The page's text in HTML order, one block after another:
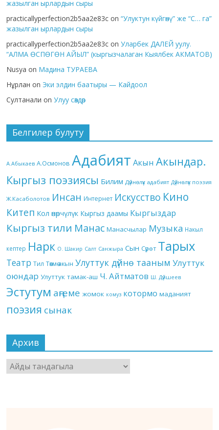
жазылган ырлардын сыры
practicallyperfection2b5aa2e83c on“Улуктун күйгөнү” же “С… га”
жазылган ырлардын сыры
practicallyperfection2b5aa2e83c onУларбек ДАЛЕЙ уулу.
“АЛМА ӨСПӨГӨН АЙЫЛ” (кыргызчалаган Кыялбек АКМАТОВ)
Nusya on Мадина ТУРАЕВА
Нұрлан on Эки элдин баатыры — Кайдоол
Султанали onУлуу сөздөр
Белгилер булуту
А.Абыкаев А.Осмонов Адабият Акын Акындар.
Кыргыз поэзиясы Билим Дүйнөлүк адабият Дүйнөлүк поэзия
Ж.Касаболотов Инсан Интернет Искусство Кино
Китеп Кол өнөрчүлүк Кыргыз даамы Кыргыздар
Кыргыз тили Манас Манасчылар Музыка Накыл
кептер Нарк О. Шакир Салт Санжыра Сын Сүрөт Тарых
Театр Тил Төкмө акын Улуттук дүйнө тааным Улуттук
оюндар Улуттук тамак-аш Ч. Айтматов Ш. Дүйшеев
Эстутум аңгеме жомок комуз котормо маданият
поэзия сынак
Архив
Архив